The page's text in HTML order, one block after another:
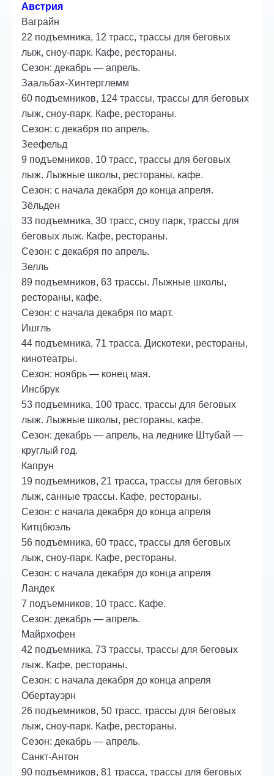
Австрия
Ваграйн
22 подъемника, 12 трасс, трассы для беговых
лыж, сноу-парк. Кафе, рестораны.
Сезон: декабрь — апрель.
Заальбах-Хинтерглемм
60 подъемников, 124 трассы, трассы для беговых
лыж, сноу-парк. Кафе, рестораны.
Сезон: с декабря по апрель.
Зеефельд
9 подъемников, 10 трасс, трассы для беговых
лыж. Лыжные школы, рестораны, кафе.
Сезон: с начала декабря до конца апреля.
Зёльден
33 подъемника, 30 трасс, сноу парк, трассы для
беговых лыж. Кафе, рестораны.
Сезон: с декабря по апрель.
Зелль
89 подъемников, 63 трассы. Лыжные школы,
рестораны, кафе.
Сезон: с начала декабря по март.
Ишгль
44 подъемника, 71 трасса. Дискотеки, рестораны,
кинотеатры.
Сезон: ноябрь — конец мая.
Инсбрук
53 подъемника, 100 трасс, трассы для беговых
лыж. Лыжные школы, рестораны, кафе.
Сезон: декабрь — апрель, на леднике Штубай —
круглый год.
Капрун
19 подъемников, 21 трасса, трассы для беговых
лыж, санные трассы. Кафе, рестораны.
Сезон: с начала декабря до конца апреля
Китцбюэль
56 подъемника, 60 трасс, трассы для беговых
лыж, сноу-парк. Кафе, рестораны.
Сезон: с начала декабря до конца апреля
Ландек
7 подъемников, 10 трасс. Кафе.
Сезон: декабрь — апрель.
Майрхофен
42 подъемника, 73 трассы, трассы для беговых
лыж. Кафе, рестораны.
Сезон: с начала декабря до конца апреля
Обертауэрн
26 подъемников, 50 трасс, трассы для беговых
лыж, сноу-парк. Кафе, рестораны.
Сезон: декабрь — апрель.
Санкт-Антон
90 подъемников, 81 трасса, трассы для беговых